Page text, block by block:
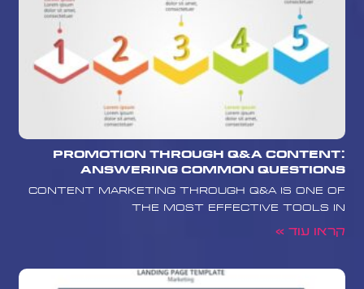
Promotion Through Q&A Content:
Answering Common Questions
Content marketing through Q&A is one of
the most effective tools in
קראו עוד »